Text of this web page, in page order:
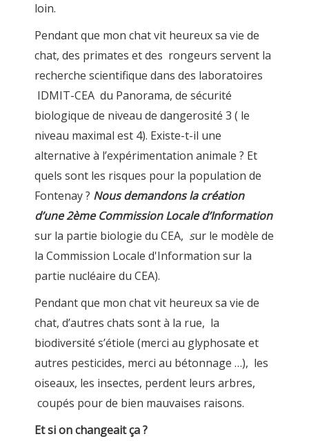
loin.
Pendant que mon chat vit heureux sa vie de
chat, des primates et des rongeurs servent la
recherche scientifique dans des laboratoires
IDMIT-CEA du Panorama, de sécurité
biologique de niveau de dangerosité 3 ( le
niveau maximal est 4). Existe-t-il une
alternative à l’expérimentation animale ? Et
quels sont les risques pour la population de
Fontenay ? Nous demandons la création
d’une 2ème Commission Locale d’Information
sur la partie biologie du CEA, sur le modèle de
la Commission Locale d'Information sur la
partie nucléaire du CEA).
Pendant que mon chat vit heureux sa vie de
chat, d’autres chats sont à la rue, la
biodiversité s’étiole (merci au glyphosate et
autres pesticides, merci au bétonnage …), les
oiseaux, les insectes, perdent leurs arbres,
coupés pour de bien mauvaises raisons.
Et si on changeait ça ?